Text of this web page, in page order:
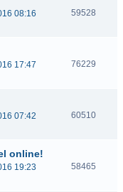
08:16
59528
17:47
76229
07:42
60510
online!
19:23
58465